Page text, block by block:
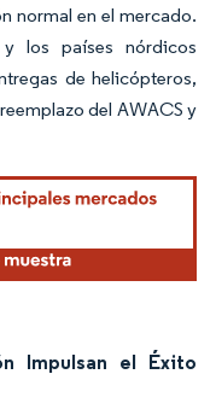
normal en el mercado.
los países nórdicos
de helicópteros,
del AWACS y
Impulsan el Éxito